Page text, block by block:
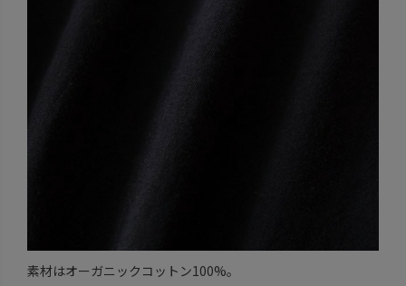
素材はオーガニックコットン100%。